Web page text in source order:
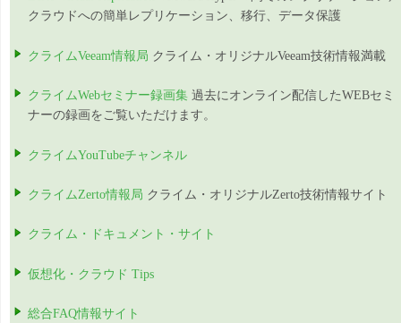
クラウドへの簡単レプリケーション、移行、データ保護
クライムVeeam情報局 クライム・オリジナルVeeam技術情報満載
クライムWebセミナー録画集 過去にオンライン配信したWEBセミ
ナーの録画をご覧いただけます。
クライムYouTubeチャンネル
クライムZerto情報局 クライム・オリジナルZerto技術情報サイト
クライム・ドキュメント・サイト
仮想化・クラウド Tips
総合FAQ情報サイト